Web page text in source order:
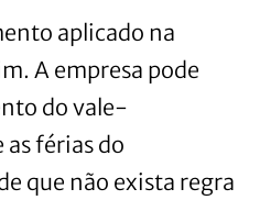
aplicado na
A empresa pode
do vale-
férias do
que não exista regra